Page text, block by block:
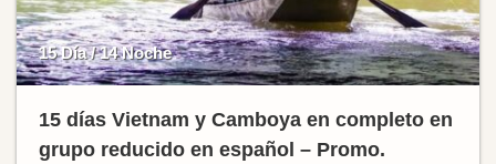
15 Día / 14 Noche
15 días Vietnam y Camboya en completo en
grupo reducido en español – Promo.